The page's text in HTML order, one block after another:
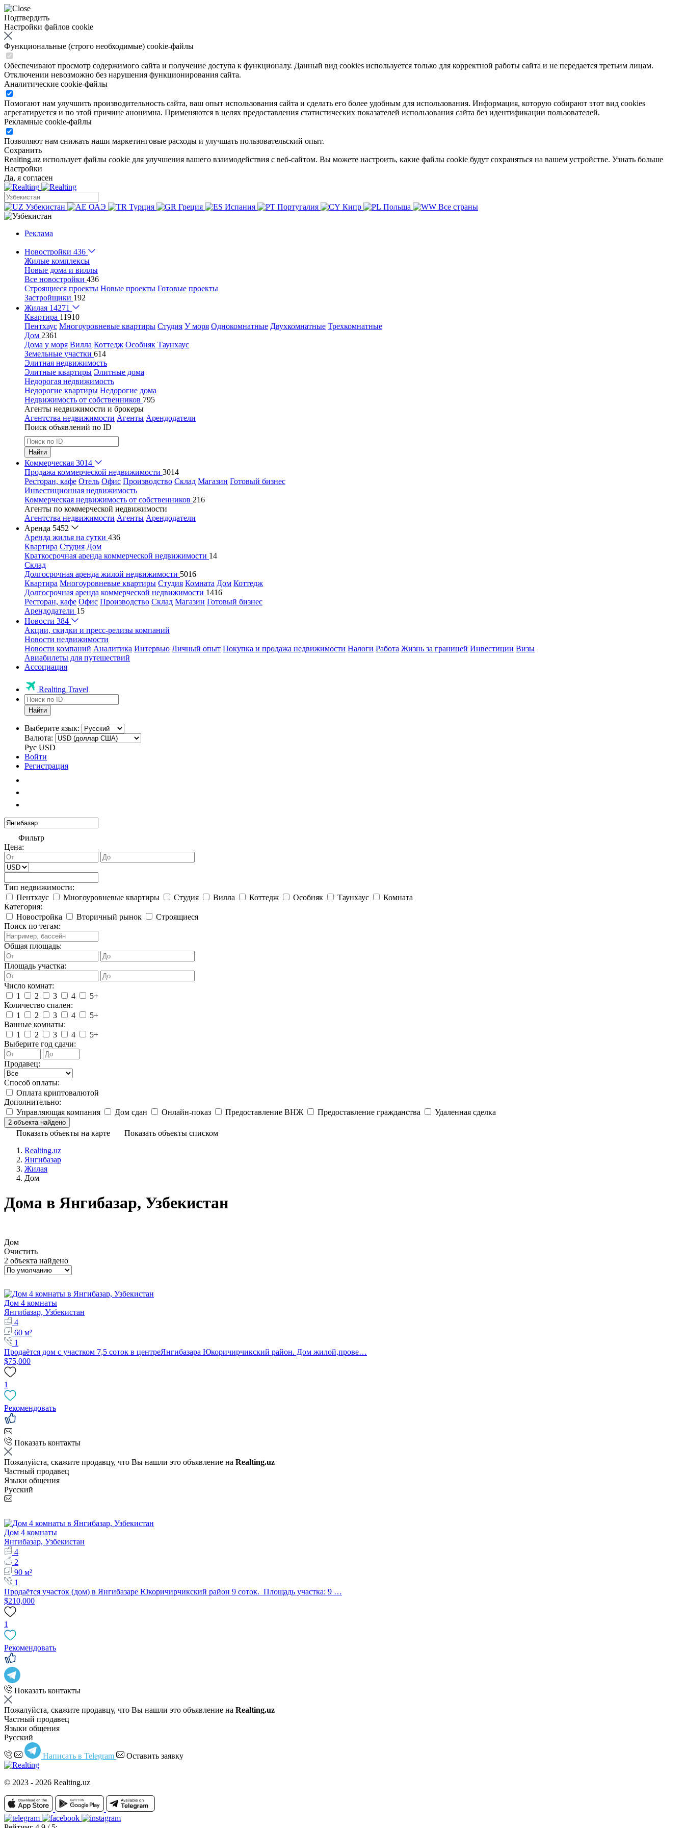
Подтвердить
Настройки файлов cookie
Функциональные (строго необходимые) cookie-файлы
Обеспечивают просмотр содержимого сайта и получение доступа к функционалу. Данный вид cookies используется только для корректной работы сайта и не передается третьим лицам.
Отключении невозможно без нарушения функционирования сайта.
Аналитические cookie-файлы
Помогают нам улучшить производительность сайта, ваш опыт использования сайта и сделать его более удобным для использования. Информация, которую собирают этот вид cookies
агрегатируется и по этой причине анонимна. Применяются в целях предоставления статистических показателей использования сайта без идентификации пользователей.
Рекламные cookie-файлы
Позволяют нам снижать наши маркетинговые расходы и улучшать пользовательский опыт.
Сохранить
Realting.uz использует файлы cookie для улучшения вашего взаимодействия с веб-сайтом. Вы можете настроить, какие файлы cookie будут сохраняться на вашем устройстве. Узнать больше
Настройки
Да, я согласен
Узбекистан ОАЭ Турция Греция Испания Португалия Кипр Польша Все страны
Реклама
Новостройки 436
Жилые комплексы
Новые дома и виллы
Все новостройки 436
Строящиеся проекты Новые проекты Готовые проекты
Застройщики 192
Жилая 14271
Квартира 11910
Пентхаус Многоуровневые квартиры Студия У моря Однокомнатные Двухкомнатные Трехкомнатные
Дом 2361
Дома у моря Вилла Коттедж Особняк Таунхаус
Земельные участки 614
Элитная недвижимость
Элитные квартиры Элитные дома
Недорогая недвижимость
Недорогие квартиры Недорогие дома
Недвижимость от собственников 795
Агенты недвижимости и брокеры
Агентства недвижимости Агенты Арендодатели
Поиск объявлений по ID
Найти
Коммерческая 3014
Продажа коммерческой недвижимости 3014
Ресторан, кафе Отель Офис Производство Склад Магазин Готовый бизнес
Инвестиционная недвижимость
Коммерческая недвижимость от собственников 216
Агенты по коммерческой недвижимости
Агентства недвижимости Агенты Арендодатели
Аренда 5452
Аренда жилья на сутки 436
Квартира Студия Дом
Краткосрочная аренда коммерческой недвижимости 14
Склад
Долгосрочная аренда жилой недвижимости 5016
Квартира Многоуровневые квартиры Студия Комната Дом Коттедж
Долгосрочная аренда коммерческой недвижимости 1416
Ресторан, кафе Офис Производство Склад Магазин Готовый бизнес
Арендодатели 15
Новости 384
Акции, скидки и пресс-релизы компаний
Новости недвижимости
Новости компаний Аналитика Интервью Личный опыт Покупка и продажа недвижимости Налоги Работа Жизнь за границей Инвестиции Визы
Авиабилеты для путешествий
Ассоциация
Realting Travel
Найти
Выберите язык:
Валюта:
Рус USD
Войти
Регистрация
Фильтр
Цена:
Тип недвижимости:
Пентхаус
Многоуровневые квартиры Студия Вилла Коттедж Особняк Таунхаус
Комната
Категория:
Новостройка
Вторичный рынок
Строящиеся
Поиск по тегам:
Общая площадь:
Площадь участка:
Число комнат:
1
2 3 4
5+
Количество спален:
1
2 3 4
5+
Ванные комнаты:
1
2 3 4
5+
Выберите год сдачи:
Продавец:
Способ оплаты:
Оплата криптовалютой
Дополнительно:
Управляющая компания
Дом сдан Онлайн-показ Предоставление ВНЖ Предоставление гражданства Удаленная сделка
Показать объекты на карте
Показать объекты списком
Realting.uz
Янгибазар
Жилая
Дом
Дома в Янгибазар, Узбекистан
Дом
Очистить
2 объекта найдено
Дом 4 комнаты
Янгибазар, Узбекистан
4
60 м²
1
Продаётся дом с участком 7,5 соток в центреЯнгибазара Юкоричирчикский район. Дом жилой,прове…
$75,000
1
Рекомендовать
Показать контакты
Пожалуйста, скажите продавцу, что Вы нашли это объявление на Realting.uz
Частный продавец
Языки общения
Русский
Дом 4 комнаты
Янгибазар, Узбекистан
4
2
90 м²
1
Продаётся участок (дом) в Янгибазаре Юкоричирчикский район 9 соток. Площадь участка: 9 …
$210,000
1
Рекомендовать
Показать контакты
Пожалуйста, скажите продавцу, что Вы нашли это объявление на Realting.uz
Частный продавец
Языки общения
Русский
Написать в Telegram Оставить заявку
© 2023 - 2026 Realting.uz